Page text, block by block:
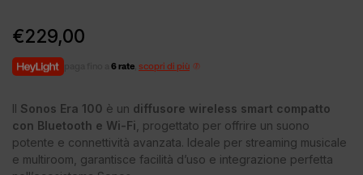
€229,00
6 rate scopri di più
Il Sonos Era 100 è un diffusore wireless smart compatto
con Bluetooth e Wi-Fi , progettato per offrire un suono
potente e connettività avanzata. Ideale per streaming musicale
e multiroom, garantisce facilità d’uso e integrazione perfetta